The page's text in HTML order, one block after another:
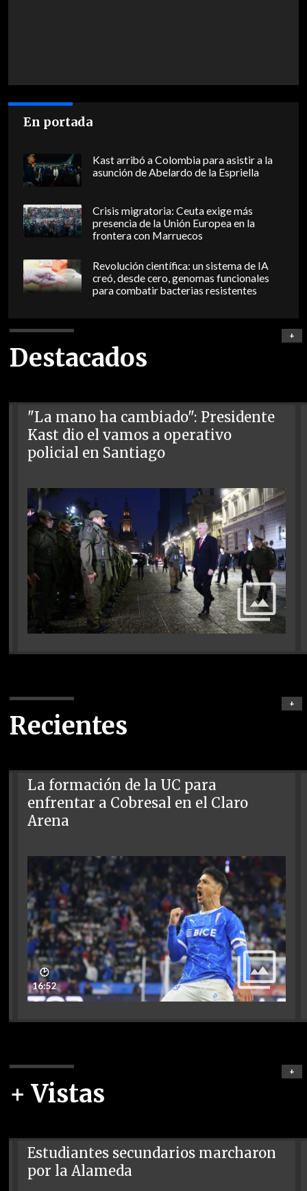
En portada
Kast arribó a Colombia para asistir a la
asunción de Abelardo de la Espriella
Crisis migratoria: Ceuta exige más
presencia de la Unión Europea en la
frontera con Marruecos
Revolución científica: un sistema de IA
creó, desde cero, genomas funcionales
para combatir bacterias resistentes
Destacados
+
"La mano ha cambiado": Presidente
Kast dio el vamos a operativo
policial en Santiago
Recientes
+
La formación de la UC para
enfrentar a Cobresal en el Claro
Arena
🕑
16:52
+ Vistas
+
Estudiantes secundarios marcharon
por la Alameda